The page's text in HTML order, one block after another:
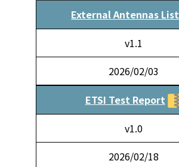
External Antennas List
v1.1
2026/02/03
ETSI Test Report
v1.0
2026/02/18